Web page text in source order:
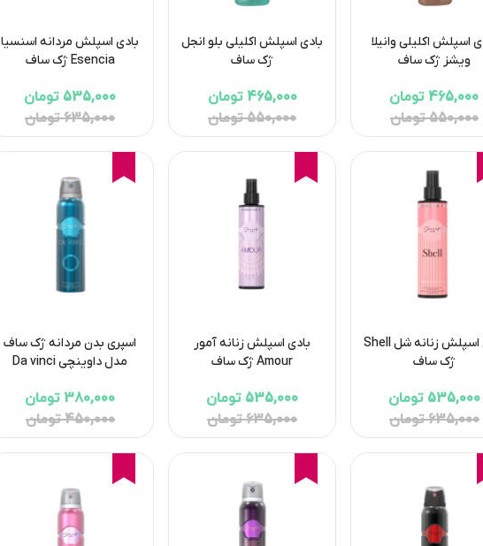
اسپلش اکلیلی وانیلا
ویشز ژک ساف
465,000 تومان
550,000 تومان
بادی اسپلش اکلیلی بلو انجل
ژک ساف
465,000 تومان
550,000 تومان
بادی اسپلش مردانه اسنسیا
Esencia ژک ساف
535,000 تومان
635,000 تومان
بادی اسپلش زنانه شل Shell
ژک ساف
535,000 تومان
635,000 تومان
بادی اسپلش زنانه آمور
Amour ژک ساف
535,000 تومان
635,000 تومان
اسپری بدن مردانه ژک ساف
مدل داوینچی Da vinci
380,000 تومان
450,000 تومان